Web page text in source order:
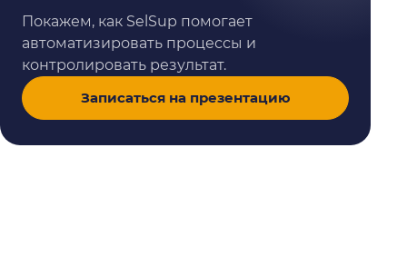
Покажем, как SelSup помогает
автоматизировать процессы и
контролировать результат.
Записаться на презентацию